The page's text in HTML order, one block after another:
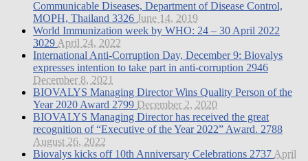
Communicable Diseases, Department of Disease Control,
MOPH, Thailand 3326 June 14, 2019
World Immunization week by WHO: 24 – 30 April 2022
3029 April 24, 2022
International Anti-Corruption Day, December 9: Biovalys
expresses intention to take part in anti-corruption 2946
December 8, 2021
BIOVALYS Managing Director Wins Quality Person of the
Year 2020 Award 2799 December 2, 2020
BIOVALYS Managing Director has received the great
recognition of “Executive of the Year 2022” Award. 2788
August 26, 2022
Biovalys kicks off 10th Anniversary Celebrations 2737 April